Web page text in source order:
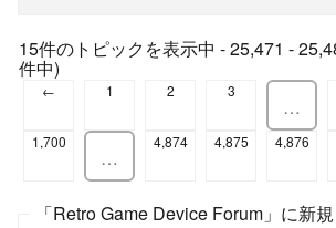
15件のトピックを表示中 - 25,471 -
件中)
← 1 2 3
…
1,700
…
4,874 4,875 4,876
「Retro Game Device Forum」に新